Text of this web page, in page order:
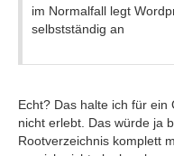
im Normalfall legt
selbstständig an
Echt? Das halte ich für ein
nicht erlebt. Das würde ja
Rootverzeichnis komplett